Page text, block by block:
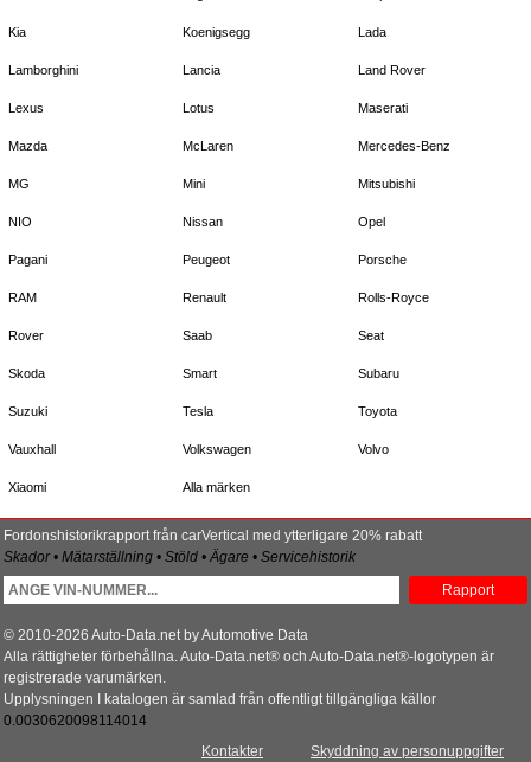
Kia Koenigsegg Lada
Lamborghini Lancia Land Rover
Lexus Lotus Maserati
Mazda McLaren Mercedes-Benz
MG Mini Mitsubishi
NIO Nissan Opel
Pagani Peugeot Porsche
RAM Renault Rolls-Royce
Rover Saab Seat
Skoda Smart Subaru
Suzuki Tesla Toyota
Vauxhall Volkswagen Volvo
Xiaomi Alla märken
Fordonshistorikrapport från carVertical med ytterligare 20% rabatt
Skador • Mätarställning • Stöld • Ägare • Servicehistorik
Rapport
© 2010-2026 Auto-Data.net by Automotive Data
Alla rättigheter förbehållna. Auto-Data.net® och Auto-Data.net®-logotypen är
registrerade varumärken.
Upplysningen I katalogen är samlad från offentligt tillgängliga källor
0.0030620098114014
Skyddning av personuppgifter
Kontakter